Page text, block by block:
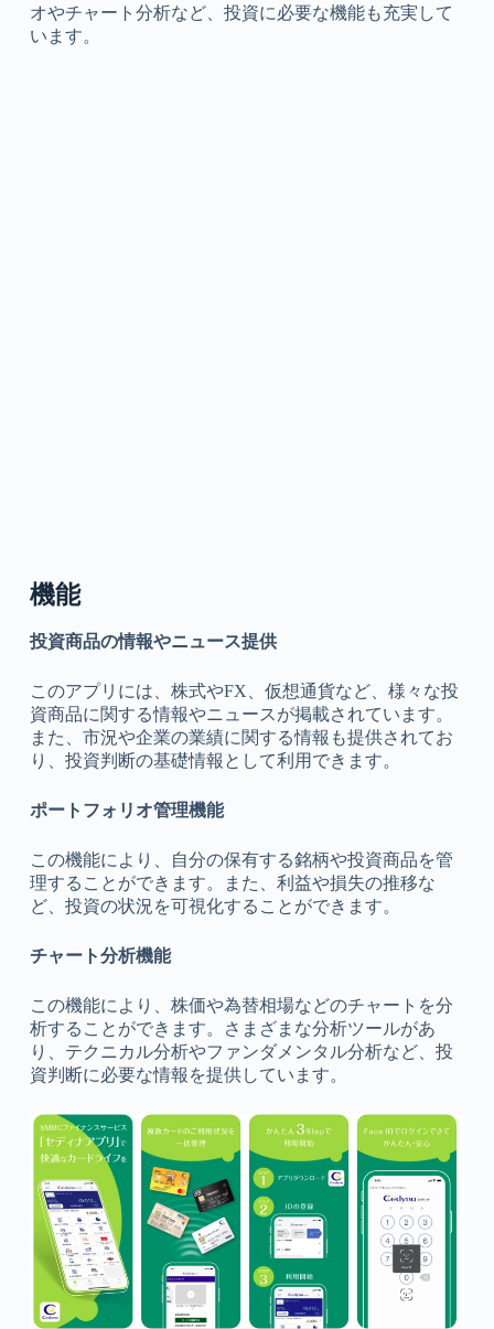
オやチャート分析など、投資に必要な機能も充実して
います。
機能
投資商品の情報やニュース提供
このアプリには、株式やFX、仮想通貨など、様々な投
資商品に関する情報やニュースが掲載されています。
また、市況や企業の業績に関する情報も提供されてお
り、投資判断の基礎情報として利用できます。
ポートフォリオ管理機能
この機能により、自分の保有する銘柄や投資商品を管
理することができます。また、利益や損失の推移な
ど、投資の状況を可視化することができます。
チャート分析機能
この機能により、株価や為替相場などのチャートを分
析することができます。さまざまな分析ツールがあ
り、テクニカル分析やファンダメンタル分析など、投
資判断に必要な情報を提供しています。